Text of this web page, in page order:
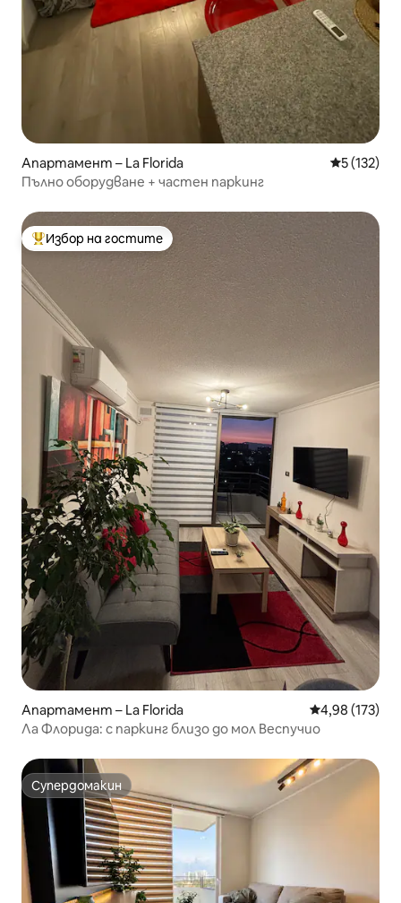
Апартамент – La Florida Средна
5 (132)
Пълно оборудване + частен паркинг
Най-популярен избор на гостите
Избор на гостите
Апартамент – La Florida Средна
4,98 (173)
Ла Флорида: с паркинг близо до мол Веспучио
Супердомакин
Супердомакин